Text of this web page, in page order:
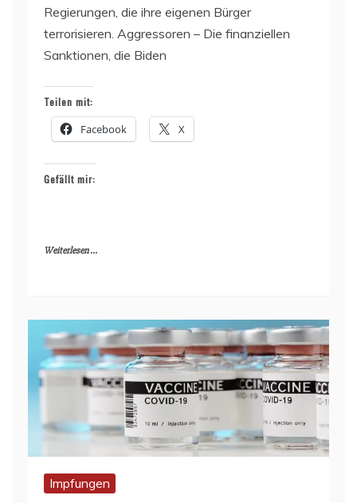
Regierungen, die ihre eigenen Bürger
terrorisieren. Aggressoren – Die finanziellen
Sanktionen, die Biden
Teilen mit:
Facebook X
Gefällt mir:
Weiterlesen ...
Impfungen